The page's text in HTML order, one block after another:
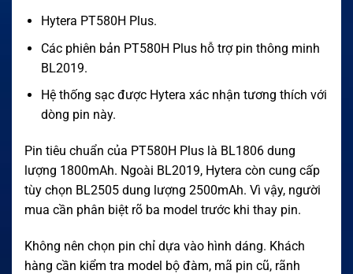
Hytera PT580H Plus.
Các phiên bản PT580H Plus hỗ trợ pin thông minh
BL2019.
Hệ thống sạc được Hytera xác nhận tương thích với
dòng pin này.
Pin tiêu chuẩn của PT580H Plus là BL1806 dung
lượng 1800mAh. Ngoài BL2019, Hytera còn cung cấp
tùy chọn BL2505 dung lượng 2500mAh. Vì vậy, người
mua cần phân biệt rõ ba model trước khi thay pin.
Không nên chọn pin chỉ dựa vào hình dáng. Khách
hàng cần kiểm tra model bộ đàm, mã pin cũ, rãnh